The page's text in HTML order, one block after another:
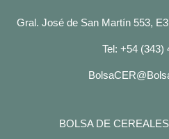
Gral. José de San Martín 553,
Tel: +54 (343)
BOLSA DE